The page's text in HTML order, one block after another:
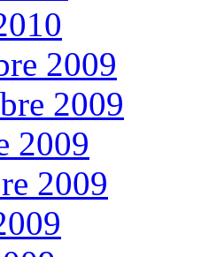
2009
2009
2009
2009